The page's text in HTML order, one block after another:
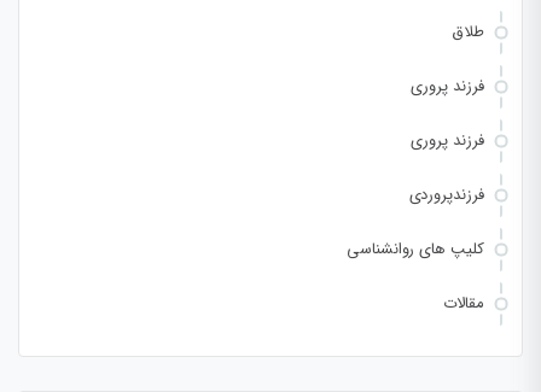
طلاق
فرزند پروری
فرزند پروری
فرزندپروردی
کلیپ های روانشناسی
مقالات